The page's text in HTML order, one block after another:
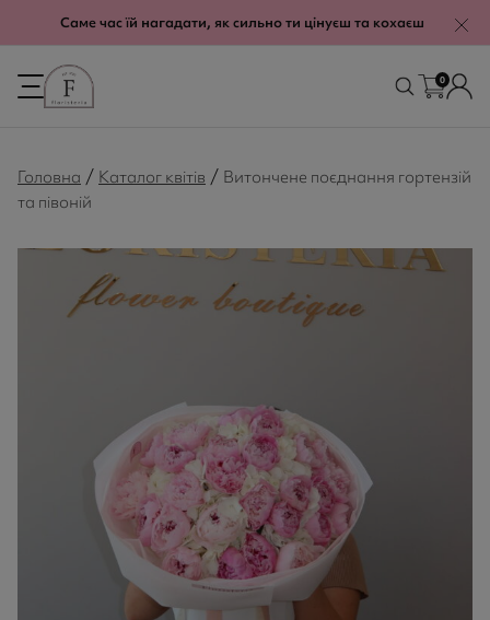
Саме час їй нагадати, як сильно ти цінуєш та кохаєш
0
Головна / Каталог квітів / Витончене поєднання гортензій
та півоній